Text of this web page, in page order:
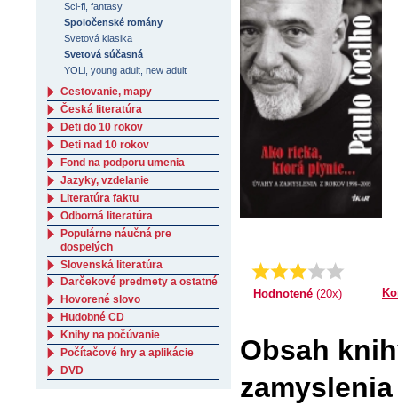
Priemer:
3.4
Hodnotené (20x)
Obsah
Sci-fi, fantasy
Spoločenské romány
Svetová klasika
Svetová súčasná
YOLi, young adult, new adult
Cestovanie, mapy
Česká literatúra
Deti do 10 rokov
Deti nad 10 rokov
Fond na podporu umenia
Jazyky, vzdelanie
Literatúra faktu
Odborná literatúra
Populárne náučná pre
dospelých
Slovenská literatúra
Darčekové predmety a ostatné
Hovorené slovo
Hudobné CD
Knihy na počúvanie
Počítačové hry a aplikácie
DVD